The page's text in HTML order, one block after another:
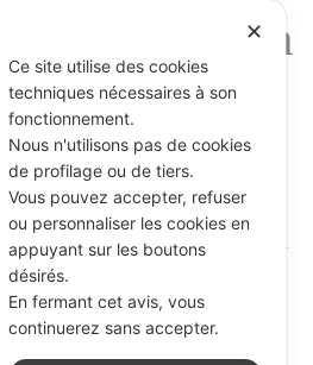
passé.
en Amérique
✕
Ce site utilise des cookies
techniques nécessaires à son
fonctionnement.
Nous n'utilisons pas de cookies
de profilage ou de tiers.
Vous pouvez accepter, refuser
ou personnaliser les cookies en
appuyant sur les boutons
désirés.
En fermant cet avis, vous
continuerez sans accepter.